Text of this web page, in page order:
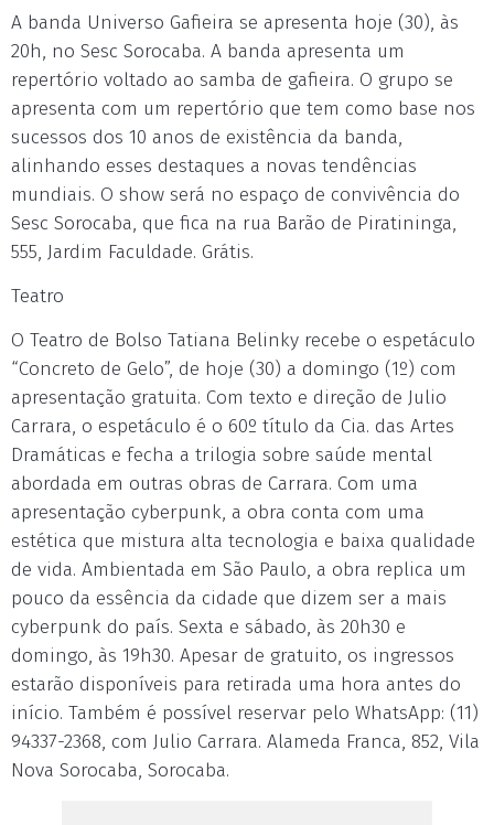
A banda Universo Gafieira se apresenta hoje (30), às
20h, no Sesc Sorocaba. A banda apresenta um
repertório voltado ao samba de gafieira. O grupo se
apresenta com um repertório que tem como base nos
sucessos dos 10 anos de existência da banda,
alinhando esses destaques a novas tendências
mundiais. O show será no espaço de convivência do
Sesc Sorocaba, que fica na rua Barão de Piratininga,
555, Jardim Faculdade. Grátis.
Teatro
O Teatro de Bolso Tatiana Belinky recebe o espetáculo
“Concreto de Gelo”, de hoje (30) a domingo (1º) com
apresentação gratuita. Com texto e direção de Julio
Carrara, o espetáculo é o 60º título da Cia. das Artes
Dramáticas e fecha a trilogia sobre saúde mental
abordada em outras obras de Carrara. Com uma
apresentação cyberpunk, a obra conta com uma
estética que mistura alta tecnologia e baixa qualidade
de vida. Ambientada em São Paulo, a obra replica um
pouco da essência da cidade que dizem ser a mais
cyberpunk do país. Sexta e sábado, às 20h30 e
domingo, às 19h30. Apesar de gratuito, os ingressos
estarão disponíveis para retirada uma hora antes do
início. Também é possível reservar pelo WhatsApp: (11)
94337-2368, com Julio Carrara. Alameda Franca, 852, Vila
Nova Sorocaba, Sorocaba.